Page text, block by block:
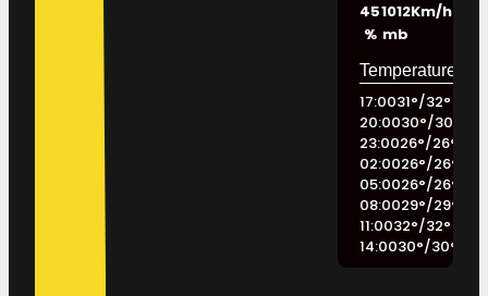
45
%
1012
mb
Km/h
17:0031°/32°
20:0030°/30
23:0026°/26°
02:0026°/26°
05:0026°/26°
08:0029°/29°
11:0032°/32°
14:0030°/30°